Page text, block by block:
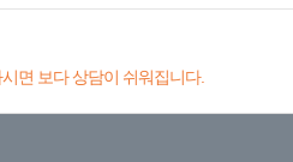
면 보다 상담이 쉬워집니다.